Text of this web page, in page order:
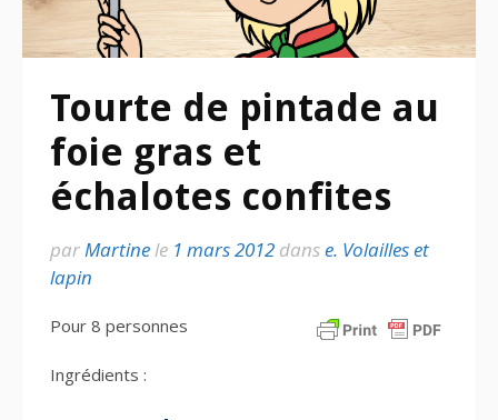
Tourte de pintade au
foie gras et
échalotes confites
par Martine le 1 mars 2012 danse. Volailles et
lapin
Pour 8 personnes
Ingrédients :